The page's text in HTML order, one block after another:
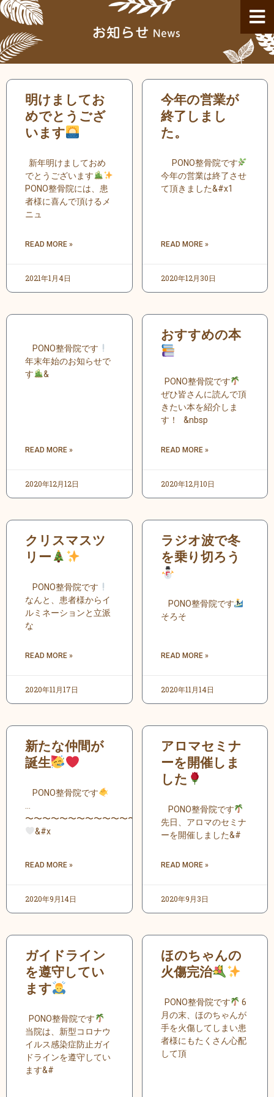
内
容
を
ス
キ
ッ
明けましてお
めでとうござ
います
新年明けましておめ
でとうございます
PONO整骨院には、患
者様に喜んで頂けるメ
ニュ
READ MORE »
2021年1月4日
今年の営業が
終了しまし
た。
PONO整骨院です
今年の営業は終了させ
て頂きました&#x1
READ MORE »
2020年12月30日
PONO整骨院です
年末年始のお知らせで
す
&
READ MORE »
2020年12月12日
おすすめの本
PONO整骨院です
ぜひ皆さんに読んで頂
きたい本を紹介しま
す！ &nbsp
READ MORE »
2020年12月10日
クリスマスツ
リー
PONO整骨院です
なんと、患者様からイ
ルミネーションと立派
な
READ MORE »
2020年11月17日
ラジオ波で冬
を乗り切ろう
PONO整骨院です
そろそ
READ MORE »
2020年11月14日
新たな仲間が
誕生
PONO整骨院です
〜〜〜〜〜〜〜〜〜〜〜〜〜〜〜〜
&#x
READ MORE »
2020年9月14日
アロマセミナ
ーを開催しま
した
PONO整骨院です
先日、アロマのセミナ
ーを開催しました&#
READ MORE »
2020年9月3日
ガイドライン
を遵守してい
ます
PONO整骨院です
当院は、新型コロナウ
イルス感染症防止ガイ
ドラインを遵守してい
ます&#
ほのちゃんの
火傷完治
PONO整骨院です
6
月の末、ほのちゃんが
手を火傷してしまい患
者様にもたくさん心配
して頂
ペ
ー
ジ
ー
ジ
ー
ジ
ー
ジ
ー
ジ
ペ
ー
ジ
ー
ジ
ー
ジ
ー
ペ
ー
ジ